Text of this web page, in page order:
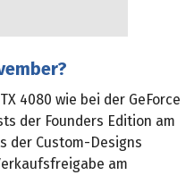
4080 wie bei der GeForce
der Founders Edition am
der Custom-Designs
am